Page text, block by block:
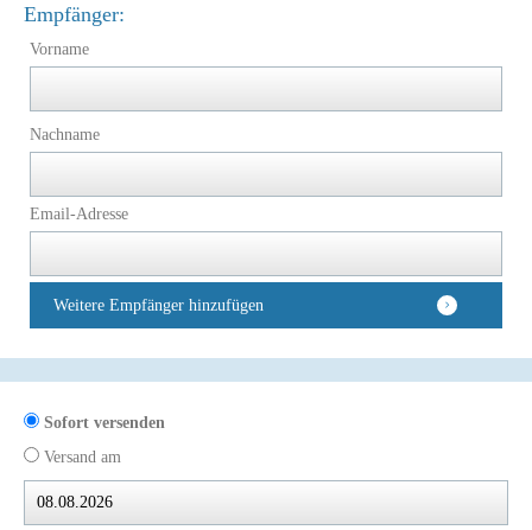
Empfänger:
Vorname
Nachname
Email-Adresse
Weitere Empfänger hinzufügen
Sofort versenden
Versand am